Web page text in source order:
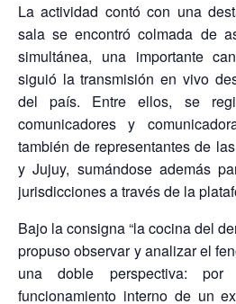
La actividad contó con una
sala se encontró colmada de
simultánea, una importante
siguió la transmisión en vivo
del país. Entre ellos, se
comunicadores y
también de representantes de
y Jujuy, sumándose además
jurisdicciones a través de la
Bajo la consigna “la cocina del
propuso observar y analizar el
una doble perspectiva:
funcionamiento interno de un